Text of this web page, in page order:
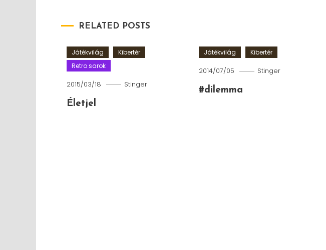
RELATED POSTS
Játékvilág
Kibertér
Retro sarok
2015/03/18 Stinger
Életjel
Játékvilág Kibertér
2014/07/05 Stinger
#dilemma